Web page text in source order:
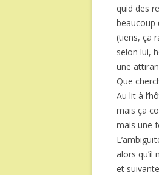
quid des
beaucoup
(tiens, ça
selon lui,
une
Que
Au lit à
mais ça
mais une
alors qu’il
et